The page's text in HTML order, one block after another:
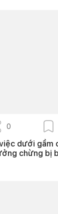
0
dưới gầm
chừng bị